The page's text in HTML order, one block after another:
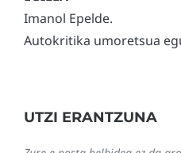
Imanol Epelde.
Autokritika umoretsua
UTZI ERANTZUNA